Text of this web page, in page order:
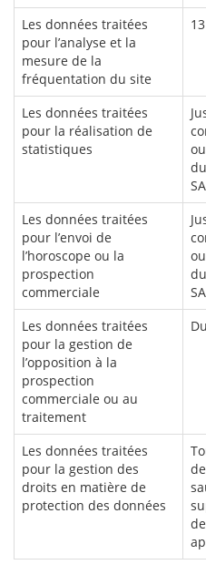
Les données traitées
pour l’analyse et la
mesure de la
fréquentation du site
Les données traitées
pour la réalisation de
statistiques
Les données traitées
pour l’envoi de
l’horoscope ou la
prospection
commerciale
Les données traitées
pour la gestion de
l’opposition à la
prospection
commerciale ou au
traitement
Les données traitées
pour la gestion des
droits en matière de
protection des données